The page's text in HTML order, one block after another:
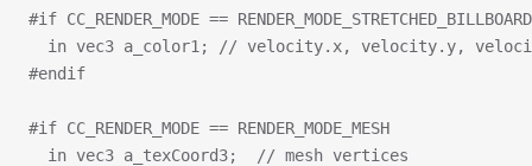
#if CC_RENDER_MODE == RENDER_MODE_STRETCHED_BILLBOARD
in vec3 a_color1; // velocity.x, velocity.y,
#endif
#if CC_RENDER_MODE == RENDER_MODE_MESH
  in vec3 a_texCoord3;  // mesh vertices